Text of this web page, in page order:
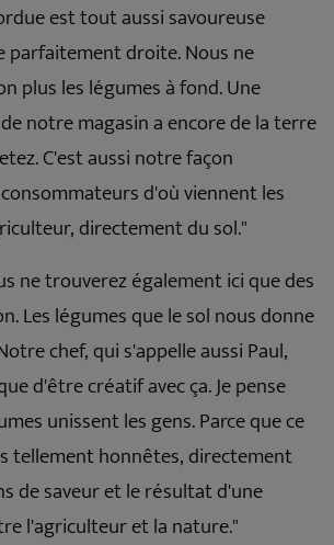
est tout aussi savoureuse
droite. Nous ne
plus les légumes à fond. Une
notre magasin a encore de la terre
C'est aussi notre façon
d'où viennent les
directement du sol."
ne trouverez également ici que des
Les légumes que le sol nous donne
chef, qui s'appelle aussi Paul,
d'être créatif avec ça. Je pense
unissent les gens. Parce que ce
tellement honnêtes, directement
de saveur et le résultat d'une
l'agriculteur et la nature."